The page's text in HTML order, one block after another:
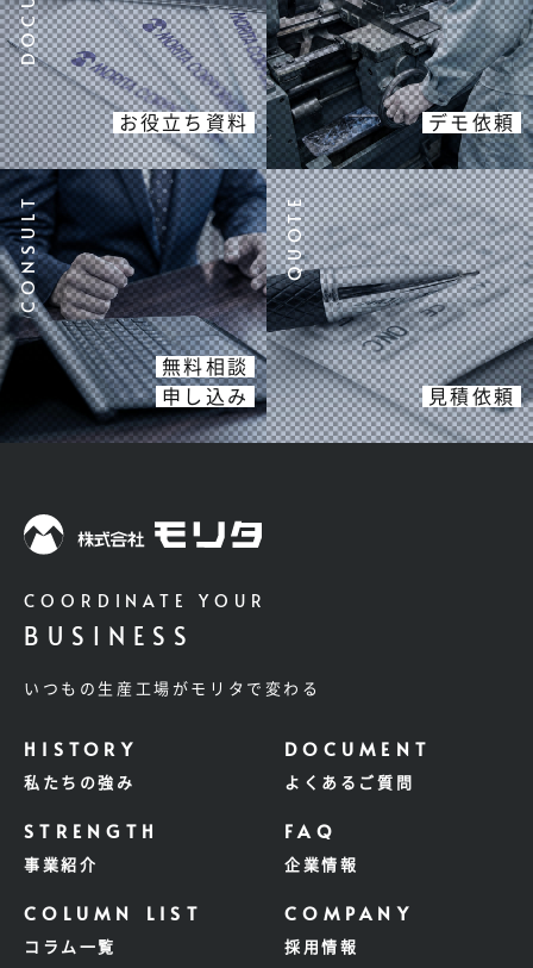
お役立ち資料 デモ依頼
無料相談
申し込み
見積依頼
COORDINATE YOUR
BUSINESS
いつもの生産工場がモリタで変わる
私たちの強み
事業紹介
コラム一覧
よくあるご質問
企業情報
採用情報